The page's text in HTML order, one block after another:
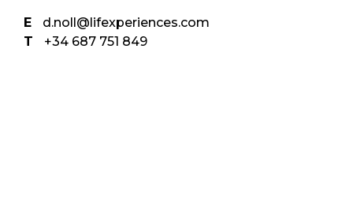
E
d.noll@lifexperiences.com
T
+34 687 751 849